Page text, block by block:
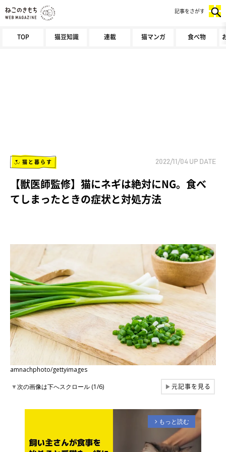
TOP 猫豆知識 連載 猫マンガ 食べ物
記事をさがす
猫と暮らす 2022/11/04 UP DATE
【獣医師監修】猫にネギは絶対にNG。食べ
てしまったときの症状と対処方法
amnachphoto/gettyimages
▼次の画像は下へスクロール (1/6) ▶元記事を見る
arrow_forward_ios もっと読む